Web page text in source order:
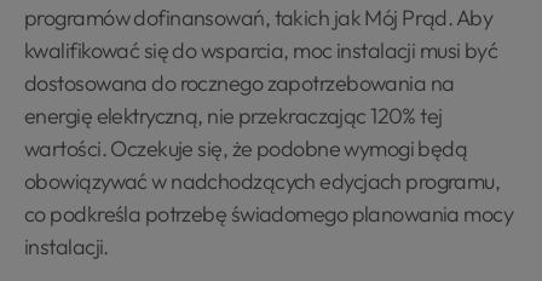
programów dofinansowań, takich jak Mój Prąd. Aby
kwalifikować się do wsparcia, moc instalacji musi być
dostosowana do rocznego zapotrzebowania na
energię elektryczną, nie przekraczając 120% tej
wartości. Oczekuje się, że podobne wymogi będą
obowiązywać w nadchodzących edycjach programu,
co podkreśla potrzebę świadomego planowania mocy
instalacji.